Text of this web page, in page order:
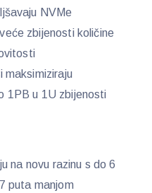
NVMe
zbijenosti količine
maksimiziraju
1PB u 1U zbijenosti
na novu razinu s do 6
puta manjom